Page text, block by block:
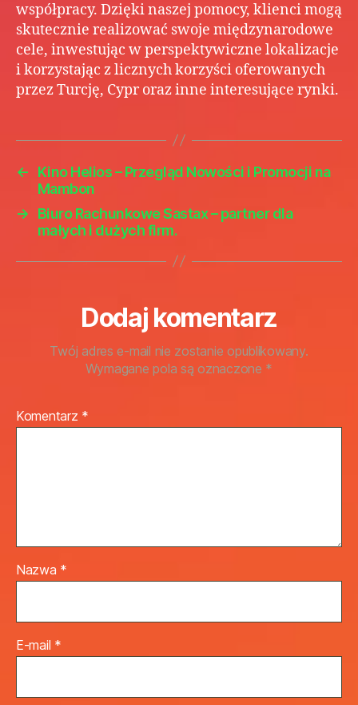
współpracy. Dzięki naszej pomocy, klienci mogą
skutecznie realizować swoje międzynarodowe
cele, inwestując w perspektywiczne lokalizacje
i korzystając z licznych korzyści oferowanych
przez Turcję, Cypr oraz inne interesujące rynki.
←
Kino Helios – Przegląd Nowości i Promocji na
Mambon
→
Biuro Rachunkowe Sastax – partner dla
małych i dużych firm.
Dodaj komentarz
Twój adres e-mail nie zostanie opublikowany.
Wymagane pola są oznaczone *
Komentarz *
Nazwa *
E-mail *